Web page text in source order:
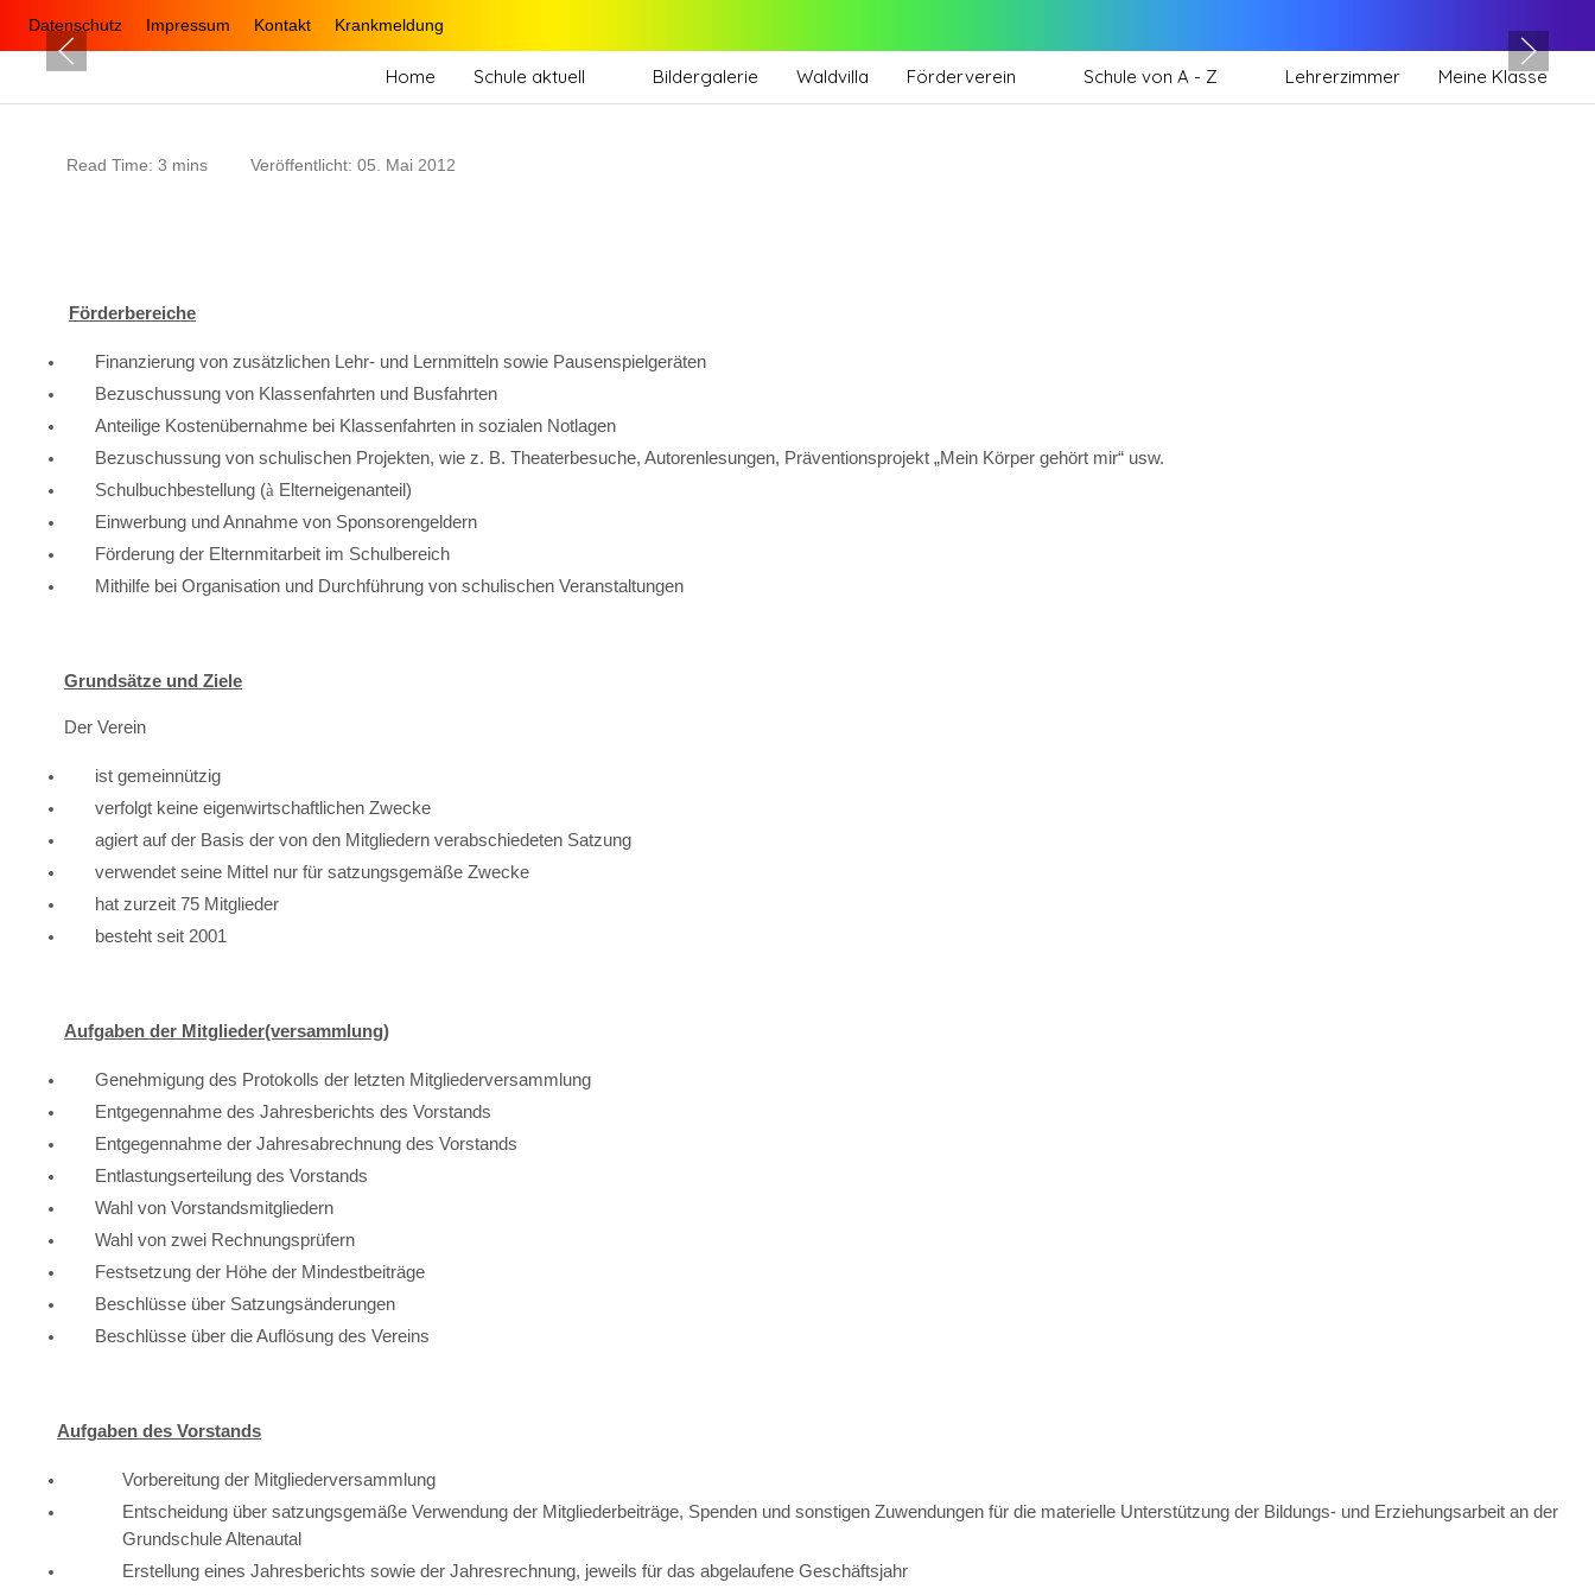
Datenschutz Impressum Kontakt Krankmeldung
Home Schule aktuell Bildergalerie Waldvilla Förderverein Schule von A - Z Lehrerzimmer Meine Klasse
Read Time: 3 mins Veröffentlicht: 05. Mai 2012
Förderbereiche
Finanzierung von zusätzlichen Lehr- und Lernmitteln sowie Pausenspielgeräten
Bezuschussung von Klassenfahrten und Busfahrten
Anteilige Kostenübernahme bei Klassenfahrten in sozialen Notlagen
Bezuschussung von schulischen Projekten, wie z. B. Theaterbesuche, Autorenlesungen, Präventionsprojekt „Mein Körper gehört mir“ usw.
Schulbuchbestellung (à Elterneigenanteil)
Einwerbung und Annahme von Sponsorengeldern
Förderung der Elternmitarbeit im Schulbereich
Mithilfe bei Organisation und Durchführung von schulischen Veranstaltungen
Grundsätze und Ziele
Der Verein
ist gemeinnützig
verfolgt keine eigenwirtschaftlichen Zwecke
agiert auf der Basis der von den Mitgliedern verabschiedeten Satzung
verwendet seine Mittel nur für satzungsgemäße Zwecke
hat zurzeit 75 Mitglieder
besteht seit 2001
Aufgaben der Mitglieder(versammlung)
Genehmigung des Protokolls der letzten Mitgliederversammlung
Entgegennahme des Jahresberichts des Vorstands
Entgegennahme der Jahresabrechnung des Vorstands
Entlastungserteilung des Vorstands
Wahl von Vorstandsmitgliedern
Wahl von zwei Rechnungsprüfern
Festsetzung der Höhe der Mindestbeiträge
Beschlüsse über Satzungsänderungen
Beschlüsse über die Auflösung des Vereins
Aufgaben des Vorstands
Vorbereitung der Mitgliederversammlung
Entscheidung über satzungsgemäße Verwendung der Mitgliederbeiträge, Spenden und sonstigen Zuwendungen für die materielle Unterstützung der Bildungs- und Erziehungsarbeit an der
Grundschule Altenautal
Erstellung eines Jahresberichts sowie der Jahresrechnung, jeweils für das abgelaufene Geschäftsjahr